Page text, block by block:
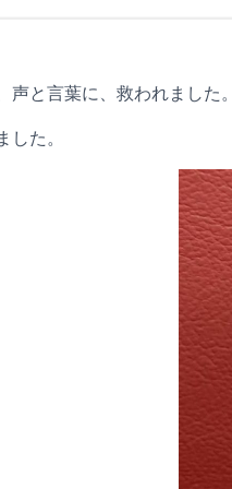
声と言葉に、救われました
した。